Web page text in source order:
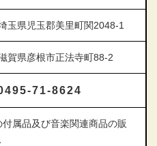
玉県児玉郡美里町関2048-1
賀県彦根市正法寺町88-2
71-8624
属品及び音楽関連商品の販